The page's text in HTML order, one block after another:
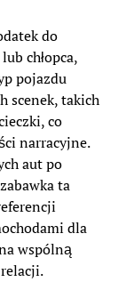
do
chłopca,
pojazdu
scenek, takich
co
narracyjne.
aut po
ta
dla
wspólną